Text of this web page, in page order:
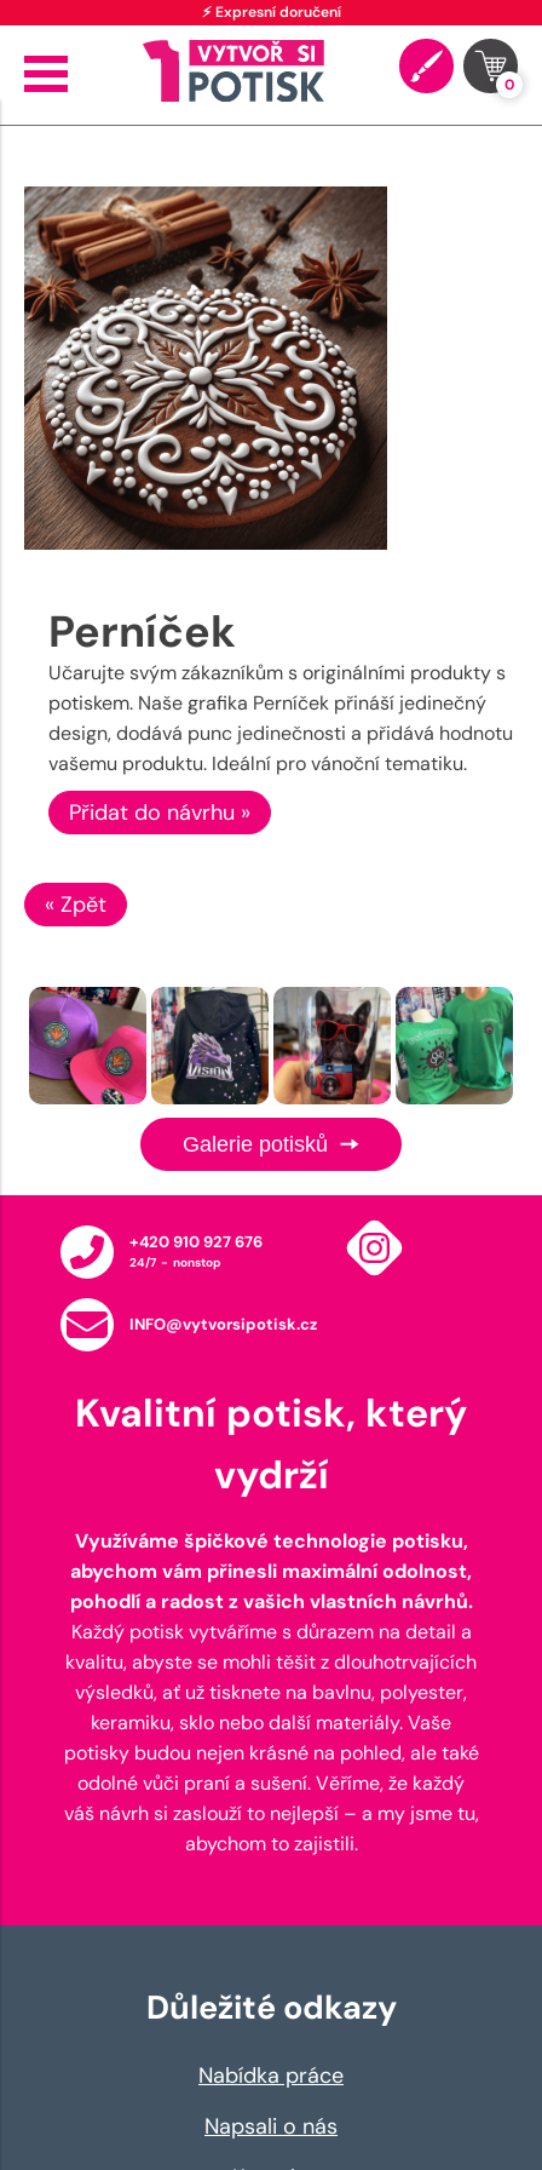
⚡ Expresní doručení
0
Perníček
Učarujte svým zákazníkům s originálními produkty s
potiskem. Naše grafika Perníček přináší jedinečný
design, dodává punc jedinečnosti a přidává hodnotu
vašemu produktu. Ideální pro vánoční tematiku.
Přidat do návrhu »
« Zpět
Galerie potisků
+420 910 927 676
24/7 - nonstop
INFO@vytvorsipotisk.cz
Kvalitní potisk, který
vydrží
Využíváme špičkové technologie potisku,
abychom vám přinesli maximální odolnost,
pohodlí a radost z vašich vlastních návrhů.
Každý potisk vytváříme s důrazem na detail a
kvalitu, abyste se mohli těšit z dlouhotrvajících
výsledků, ať už tisknete na bavlnu, polyester,
keramiku, sklo nebo další materiály. Vaše
potisky budou nejen krásné na pohled, ale také
odolné vůči praní a sušení. Věříme, že každý
váš návrh si zaslouží to nejlepší – a my jsme tu,
abychom to zajistili.
Důležité odkazy
Nabídka práce
Napsali o nás